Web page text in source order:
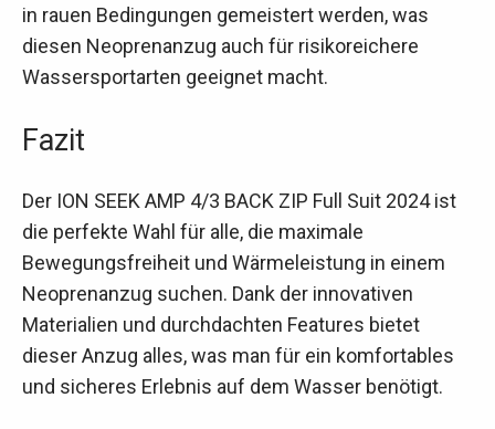
in rauen Bedingungen gemeistert werden, was
diesen Neoprenanzug auch für risikoreichere
Wassersportarten geeignet macht.
Fazit
Der ION SEEK AMP 4/3 BACK ZIP Full Suit 2024 ist
die perfekte Wahl für alle, die maximale
Bewegungsfreiheit und Wärmeleistung in einem
Neoprenanzug suchen. Dank der innovativen
Materialien und durchdachten Features bietet
dieser Anzug alles, was man für ein komfortables
und sicheres Erlebnis auf dem Wasser benötigt.